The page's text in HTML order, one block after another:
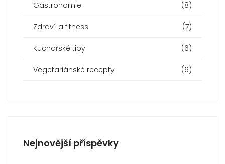
Gastronomie (8)
Zdraví a fitness (7)
Kuchařské tipy (6)
Vegetariánské recepty (6)
Nejnovější příspěvky